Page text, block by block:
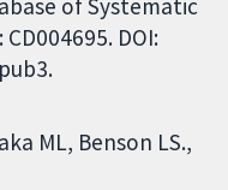
DOI:
ML Benson LS.